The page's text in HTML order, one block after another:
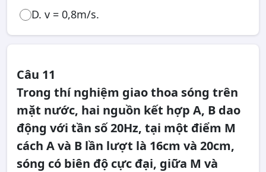
D. v = 0,8m/s.
Câu 11
Trong thí nghiệm giao thoa sóng trên
mặt nước, hai nguồn kết hợp A, B dao
động với tần số 20Hz, tại một điểm M
cách A và B lần lượt là 16cm và 20cm,
sóng có biên độ cực đại, giữa M và